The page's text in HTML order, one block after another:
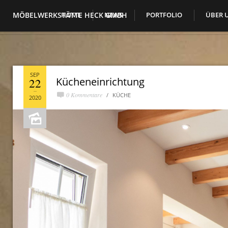
MÖBELWERKSTÄTTE HECK GMBH
HOME NEWS PORTFOLIO ÜBER
Kücheneinrichtung
0 Kommentare KÜCHE
SEP
22
2020